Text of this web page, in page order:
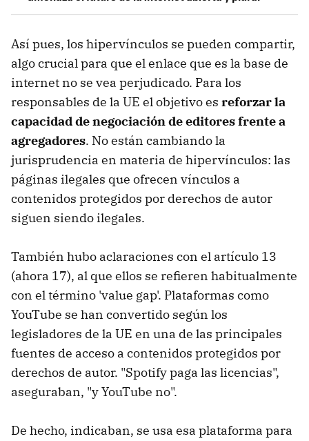
Así pues, los hipervínculos se pueden compartir,
algo crucial para que el enlace que es la base de
internet no se vea perjudicado. Para los
responsables de la UE el objetivo es reforzar la
capacidad de negociación de editores frente a
agregadores. No están cambiando la
jurisprudencia en materia de hipervínculos: las
páginas ilegales que ofrecen vínculos a
contenidos protegidos por derechos de autor
siguen siendo ilegales.
También hubo aclaraciones con el artículo 13
(ahora 17), al que ellos se refieren habitualmente
con el término 'value gap'. Plataformas como
YouTube se han convertido según los
legisladores de la UE en una de las principales
fuentes de acceso a contenidos protegidos por
derechos de autor. "Spotify paga las licencias",
aseguraban, "y YouTube no".
De hecho, indicaban, se usa esa plataforma para